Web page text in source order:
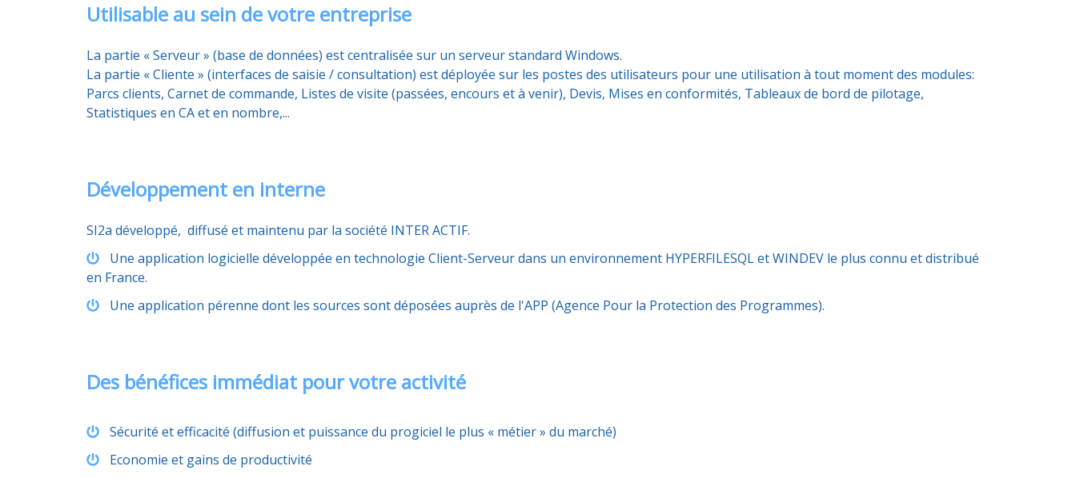
Utilisable au sein de votre entreprise
La partie « Serveur » (base de données) est centralisée sur un serveur standard Windows.
La partie « Cliente » (interfaces de saisie / consultation) est déployée sur les postes des utilisateurs pour une utilisation à tout moment des modules:
Parcs clients, Carnet de commande, Listes de visite (passées, encours et à venir), Devis, Mises en conformités, Tableaux de bord de pilotage,
Statistiques en CA et en nombre,...
Développement en interne
SI2a développé, diffusé et maintenu par la société INTER ACTIF.
Une application logicielle développée en technologie Client-Serveur dans un environnement HYPERFILESQL et WINDEV le plus connu et distribué
en France.
Une application pérenne dont les sources sont déposées auprès de l'APP (Agence Pour la Protection des Programmes).
Des bénéfices immédiat pour votre activité
Sécurité et efficacité (diffusion et puissance du progiciel le plus « métier » du marché)
Economie et gains de productivité